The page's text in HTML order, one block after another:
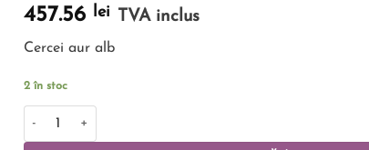
Evaluat la
5.00din 5
unei
evaluări
457.56 lei TVA inclus
Cercei aur alb
2 în stoc